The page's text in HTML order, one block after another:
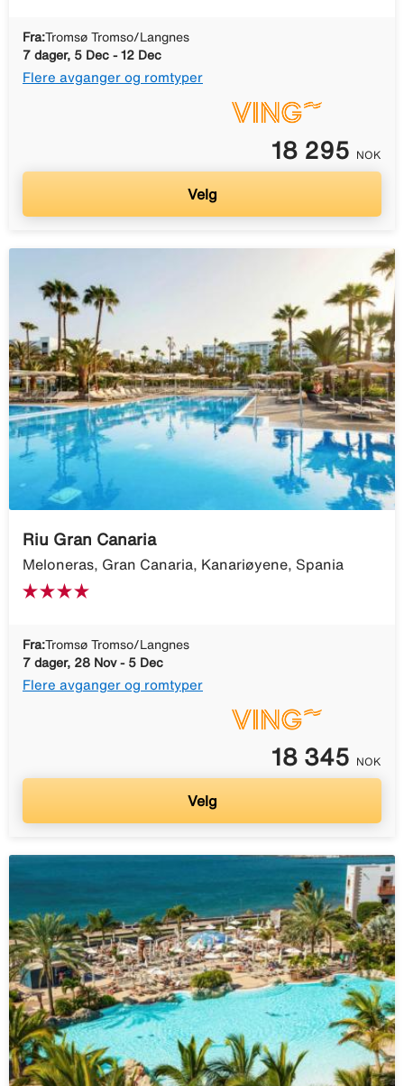
Fra:Tromsø Tromso/Langnes
7 dager, 5 Dec - 12 Dec
Flere avganger og romtyper
18 295 NOK
Velg
Riu Gran Canaria
Meloneras, Gran Canaria, Kanariøyene, Spania
Fra:Tromsø Tromso/Langnes
7 dager, 28 Nov - 5 Dec
Flere avganger og romtyper
18 345 NOK
Velg